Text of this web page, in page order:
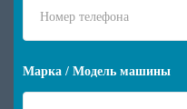
Марка / Модель машины